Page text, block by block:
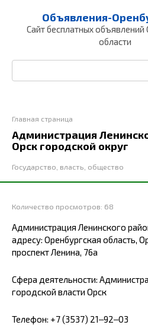
контенту
Объявления-
Сайт бесплатных объявлений
области
Главная страница
Администрация
Орск городской округ
Государство, власть, общество
Количество просмотров: 68
Администрация Ленинского
адресу: Оренбургская область,
проспект Ленина, 76а
Сфера деятельности:
городской власти Орск
Телефон: +7 (3537) 21‒92‒03